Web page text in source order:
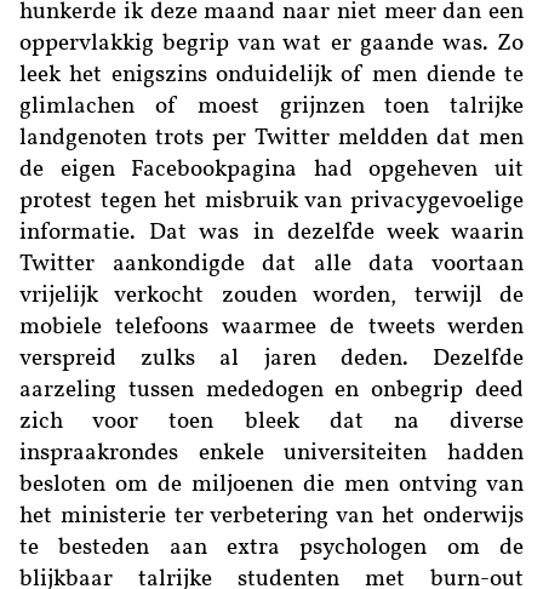
hunkerde ik deze maand naar niet meer dan een
oppervlakkig begrip van wat er gaande was. Zo
leek het enigszins onduidelijk of men diende te
glimlachen of moest grijnzen toen talrijke
landgenoten trots per Twitter meldden dat men
de eigen Facebookpagina had opgeheven uit
protest tegen het misbruik van privacygevoelige
informatie. Dat was in dezelfde week waarin
Twitter aankondigde dat alle data voortaan
vrijelijk verkocht zouden worden, terwijl de
mobiele telefoons waarmee de tweets werden
verspreid zulks al jaren deden. Dezelfde
aarzeling tussen mededogen en onbegrip deed
zich voor toen bleek dat na diverse
inspraakrondes enkele universiteiten hadden
besloten om de miljoenen die men ontving van
het ministerie ter verbetering van het onderwijs
te besteden aan extra psychologen om de
blijkbaar talrijke studenten met burn-out